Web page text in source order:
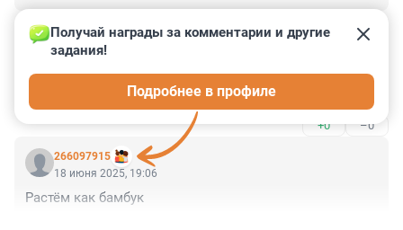
Гость
+0 –0
266097915
Получай награды за комментарии и другие
задания!
Подробнее в профиле
18 июня 2025, 19:06
Растём как бамбук